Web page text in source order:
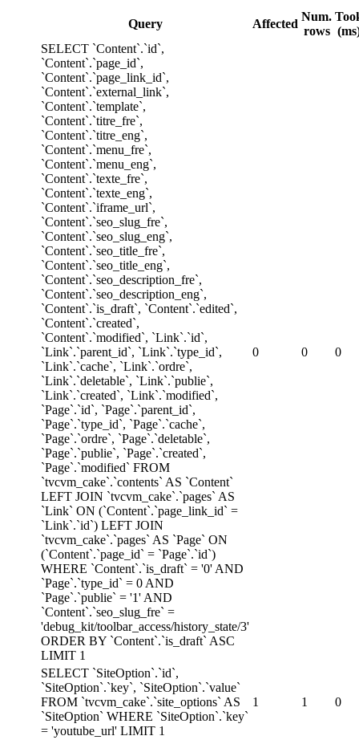
Query Affected
Num.
rows
SELECT `Content`.`id`,
`Content`.`page_id`,
`Content`.`page_link_id`,
`Content`.`external_link`,
`Content`.`template`,
`Content`.`titre_fre`,
`Content`.`titre_eng`,
`Content`.`menu_fre`,
`Content`.`menu_eng`,
`Content`.`texte_fre`,
`Content`.`texte_eng`,
`Content`.`iframe_url`,
`Content`.`seo_slug_fre`,
`Content`.`seo_slug_eng`,
`Content`.`seo_title_fre`,
`Content`.`seo_title_eng`,
`Content`.`seo_description_fre`,
`Content`.`seo_description_eng`,
`Content`.`is_draft`, `Content`.`edited`,
`Content`.`created`,
`Content`.`modified`, `Link`.`id`,
`Link`.`parent_id`, `Link`.`type_id`,
`Link`.`cache`, `Link`.`ordre`,
`Link`.`deletable`, `Link`.`publie`,
`Link`.`created`, `Link`.`modified`,
`Page`.`id`, `Page`.`parent_id`,
`Page`.`type_id`, `Page`.`cache`,
`Page`.`ordre`, `Page`.`deletable`,
`Page`.`publie`, `Page`.`created`,
`Page`.`modified` FROM
`tvcvm_cake`.`contents` AS `Content`
LEFT JOIN `tvcvm_cake`.`pages` AS
`Link` ON (`Content`.`page_link_id` =
`Link`.`id`) LEFT JOIN
`tvcvm_cake`.`pages` AS `Page` ON
(`Content`.`page_id` = `Page`.`id`)
WHERE `Content`.`is_draft` = '0' AND
`Page`.`type_id` = 0 AND
`Page`.`publie` = '1' AND
`Content`.`seo_slug_fre` =
'debug_kit/toolbar_access/history_state/3'
ORDER BY `Content`.`is_draft` ASC
LIMIT 1
0 0 0
SELECT `SiteOption`.`id`,
`SiteOption`.`key`, `SiteOption`.`value`
FROM `tvcvm_cake`.`site_options` AS
`SiteOption` WHERE `SiteOption`.`key`
= 'youtube_url' LIMIT 1
1 1 0